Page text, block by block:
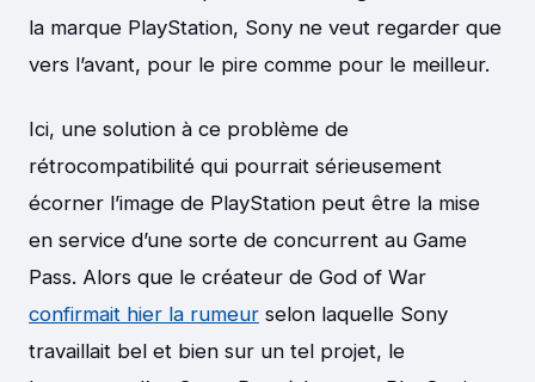
la marque PlayStation, Sony ne veut regarder que
vers l’avant, pour le pire comme pour le meilleur.
Ici, une solution à ce problème de
rétrocompatibilité qui pourrait sérieusement
écorner l’image de PlayStation peut être la mise
en service d’une sorte de concurrent au Game
Pass. Alors que le créateur de God of War
confirmait hier la rumeur selon laquelle Sony
travaillait bel et bien sur un tel projet, le